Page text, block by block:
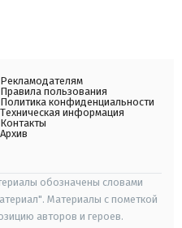
Рекламодателям
Правила пользования
Политика конфиденциальности
Техническая информация
Контакты
Архив
обозначены словами
Материалы с пометкой
авторов и героев.